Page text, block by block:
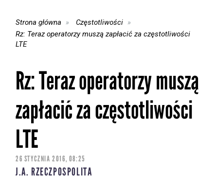
Strona główna
Częstotliwości
Rz: Teraz operatorzy muszą zapłacić za częstotliwości
LTE
Rz: Teraz operatorzy muszą
zapłacić za częstotliwości
LTE
26 STYCZNIA 2016, 08:25
J.A. RZECZPOSPOLITA